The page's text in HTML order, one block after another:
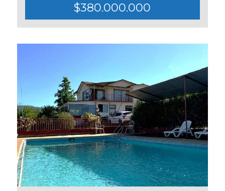
$380.000.000